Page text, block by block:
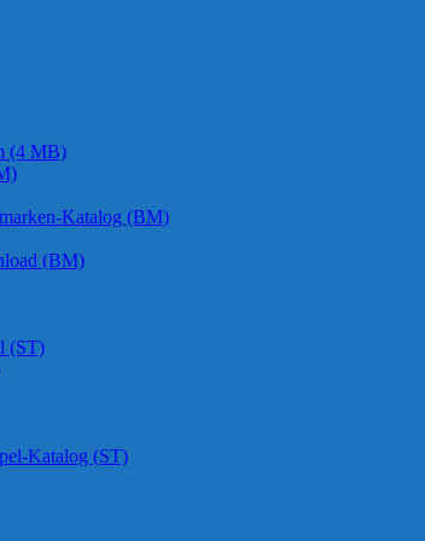
(4 MB)
Katalog (BM)
(BM)
(ST)
Katalog (ST)